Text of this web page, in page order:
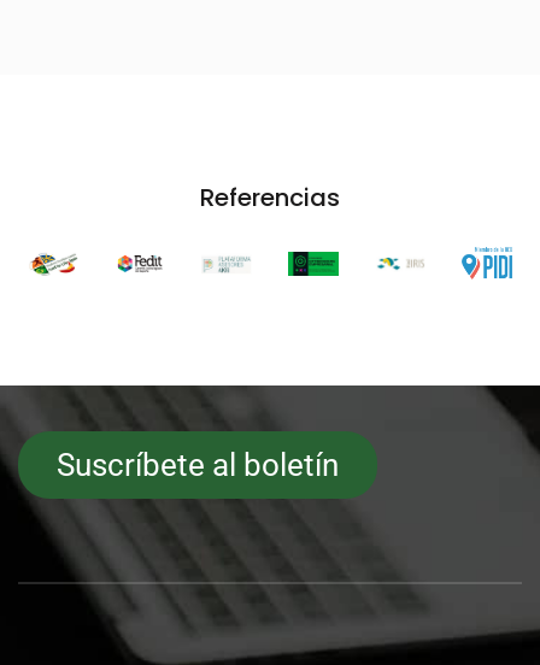
Referencias
Suscríbete al boletín